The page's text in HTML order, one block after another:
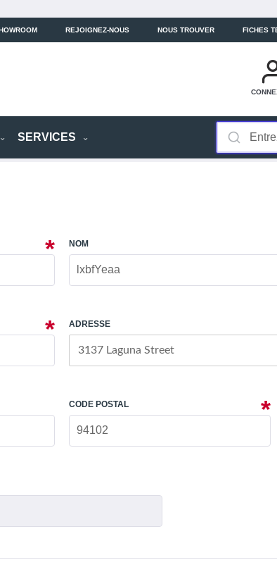
REJOIGNEZ-NOUS NOUS TROUVER FICHES
SERVICES
NOM
ADRESSE
CODE POSTAL